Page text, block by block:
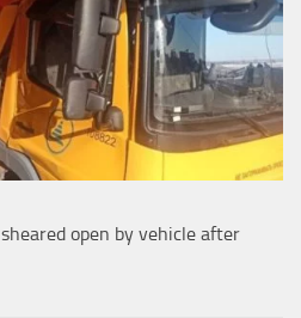
open by vehicle after